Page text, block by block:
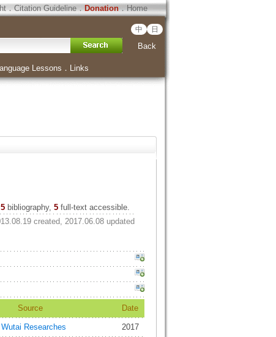
．Citation Guideline．Donation．Home
中 日
Back
Lessons ． Links
5 bibliography, 5full-text accessible.
created, 2017.06.08 updated
Source Date
Researches
2017